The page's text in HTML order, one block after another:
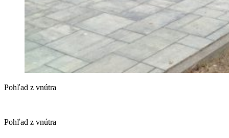
Pohľad z vnútra
Pohľad z vnútra